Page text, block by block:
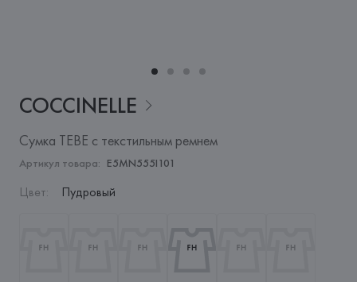
COCCINELLE
Сумка TEBE с текстильным ремнем
Артикул товара: E5MN555I101
Цвет: Пудровый